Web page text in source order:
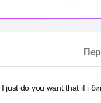
I just do you want that if i